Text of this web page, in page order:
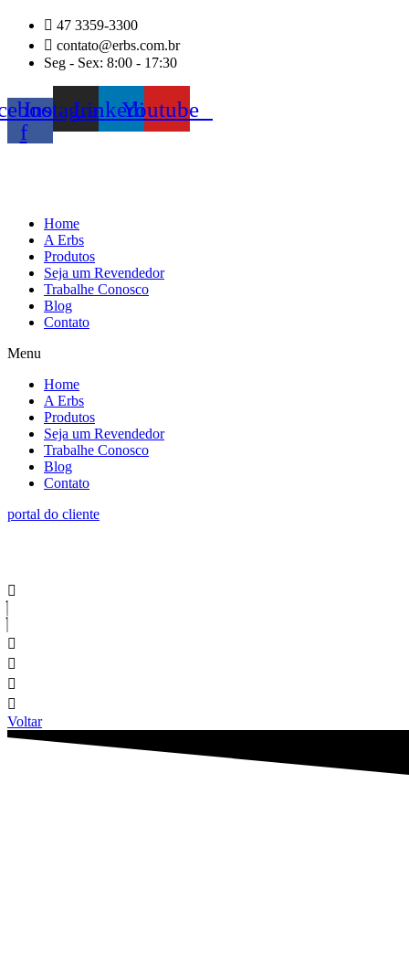
conteúdo
47 3359-3300
contato@erbs.com.br
Seg - Sex: 8:00 - 17:30
f
InstagramLinkedinYoutube
Home
A Erbs
Produtos
Seja um Revendedor
Trabalhe Conosco
Blog
Contato
Menu
Home
A Erbs
Produtos
Seja um Revendedor
Trabalhe Conosco
Blog
Contato
portal do cliente
Voltar